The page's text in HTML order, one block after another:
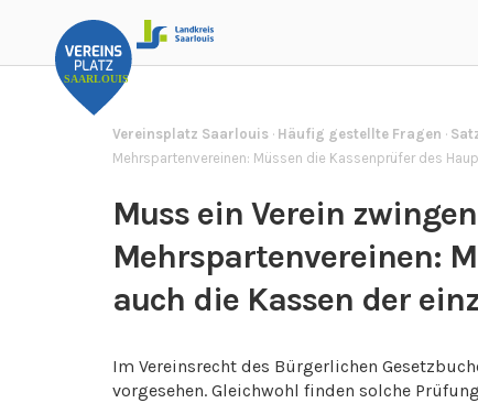
Vereinsplatz Saarlouis · Häufig gestellte Fragen ·
Mehrspartenvereinen: Müssen die Kassenprüfer des
Muss ein Verein
Mehrspartenvereinen:
auch die Kassen der
Im Vereinsrecht des Bürgerlichen
vorgesehen. Gleichwohl finden solche